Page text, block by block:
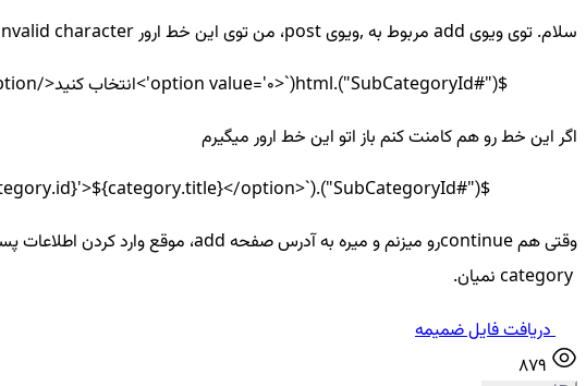
سلام. توی ویوی add مربوط به ,ویوی post، من توی این خط ارور invalid character میگیرم (عکس فرستادم):
$("#SubCategoryId").html(`<option value='0'>انتخاب کنید</option>`);
اگر این خط رو هم کامنت کنم باز اتو این خط ارور میگیرم
$("#SubCategoryId").append(`<option value='${category.id}'>${category.title}</option>`);
دریافت فایل ضمیمه